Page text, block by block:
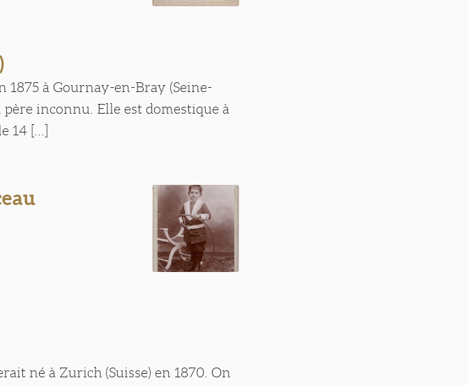
1875 à Gournay-en-Bray (Seine-
inconnu. Elle est domestique à
[...]
né à Zurich (Suisse) en 1870. On